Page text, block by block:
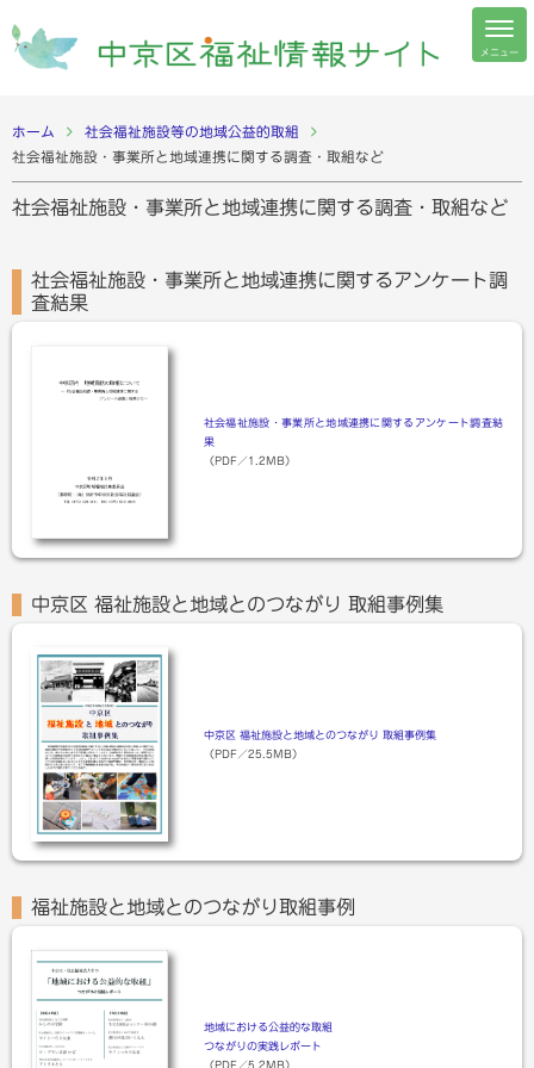
メニュー
ホーム
社会福祉施設等の地域公益的取組
社会福祉施設・事業所と地域連携に関する調査・取組など
社会福祉施設・事業所と地域連携に関する調査・取組など
社会福祉施設・事業所と地域連携に関するアンケート調
査結果
社会福祉施設・事業所と地域連携に関するアンケート調査結
果
（PDF／1.2MB）
中京区 福祉施設と地域とのつながり 取組事例集
中京区 福祉施設と地域とのつながり 取組事例集
（PDF／25.5MB）
福祉施設と地域とのつながり取組事例
地域における公益的な取組
つながりの実践レポート
（PDF／5.2MB）